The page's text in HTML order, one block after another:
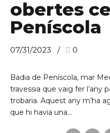
obertes
Peníscola
07/31/2023 0
Badia de Peníscola, mar
travessia que vaig fer l’any
trobaria. Aquest any m’ha
que hi havia una...